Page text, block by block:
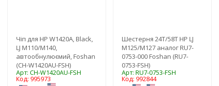
Чіп для HP W1420A, Black,
LJ M110/M140,
автообнулюємий, Foshan
(CH-W1420AU-FSH)
Арт: CH-W1420AU-FSH
Код: 995973
Шестерня 24Т/58Т HP LJ
M125/M127 аналог RU7-
0753-000 Foshan (RU7-
0753-FSH)
Арт: RU7-0753-FSH
Код: 992844